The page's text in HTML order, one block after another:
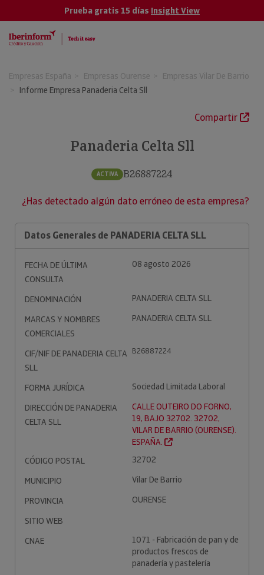
Prueba gratis 15 días Insight View
Empresas España Empresas Ourense
Empresas Vilar De Barrio
Informe Empresa Panaderia Celta Sll
Compartir
Panaderia Celta Sll
ACTIVA B26887224
¿Has detectado algún dato erróneo de esta empresa?
Datos Generales de PANADERIA CELTA SLL
FECHA DE ÚLTIMA
CONSULTA
08 agosto 2026
DENOMINACIÓN
PANADERIA CELTA SLL
MARCAS Y NOMBRES
COMERCIALES
PANADERIA CELTA SLL
CIF/NIF DE PANADERIA CELTA
SLL
B26887224
FORMA JURÍDICA
Sociedad Limitada Laboral
DIRECCIÓN DE PANADERIA
CELTA SLL
CALLE OUTEIRO DO FORNO,
19, BAJO 32702. 32702,
VILAR DE BARRIO (OURENSE).
ESPAÑA.
CÓDIGO POSTAL
32702
MUNICIPIO
Vilar De Barrio
PROVINCIA
OURENSE
SITIO WEB
CNAE
1071 - Fabricación de pan y de
productos frescos de
panadería y pastelería